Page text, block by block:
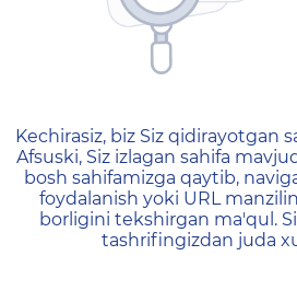
404 —
Kechirasiz, biz Siz qidirayotgan
Afsuski, Siz izlagan sahifa
bosh sahifamizga qaytib,
foydalanish yoki URL
borligini tekshirgan ma'qul.
tashrifingizdan juda